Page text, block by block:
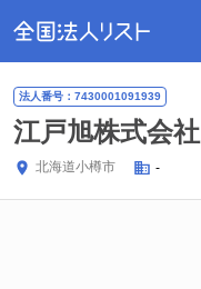
法人番号：7430001091939
江戸旭株式会社
北海道小樽市 -